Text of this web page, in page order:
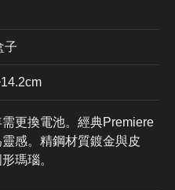
子
更換電池。經典Premiere
感。精鋼材質鍍金與皮
瑪瑙。